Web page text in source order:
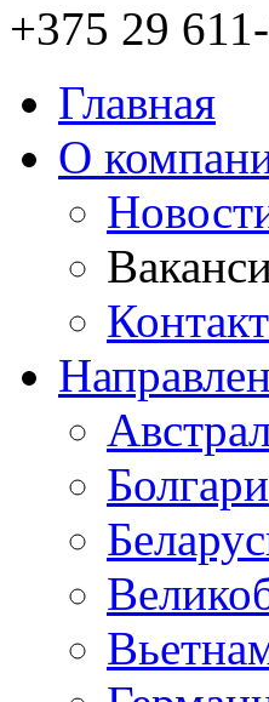
+375 29
Главная
О